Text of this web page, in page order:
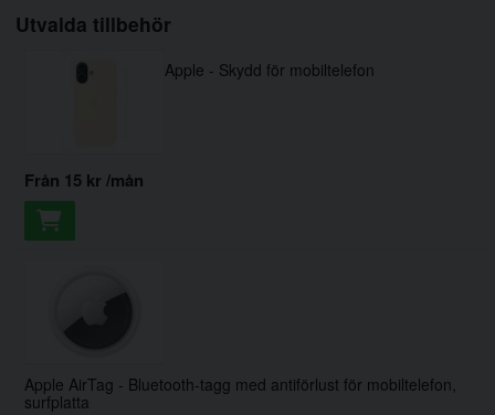
Utvalda tillbehör
Apple - Skydd för mobiltelefon
från 15 kr /mån
Apple AirTag - Bluetooth-tagg med antiförlust för mobiltelefon,
surfplatta